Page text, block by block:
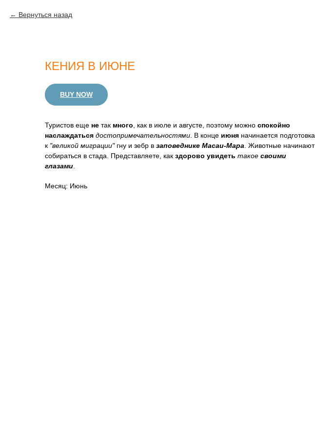
Вернуться назад
КЕНИЯ В ИЮНЕ
BUY NOW
Туристов еще не так много , как в июле и августе, поэтому можно спокойно
наслаждаться достопримечательностями . В конце июня начинается подготовка
к "великой миграции"гну и зебр в заповеднике Масаи-Мара . Животные начинают
собираться в стада. Представляете, как здорово увидеть такое своими
глазами
Месяц: Июнь